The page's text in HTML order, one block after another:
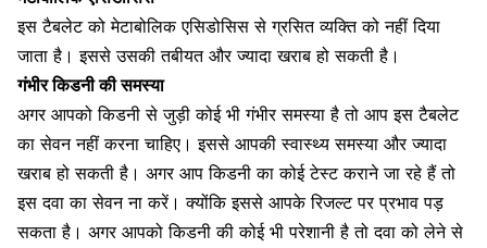
इस टैबलेट को मेटाबोलिक एसिडोसिस से ग्रसित व्यक्ति को नहीं दिया
जाता है। इससे उसकी तबीयत और ज्यादा खराब हो सकती है।
गंभीर किडनी की समस्या
अगर आपकोकिडनी से जुड़ी कोई भी गंभीर समस्या हैतो आप इस टैबलेट
का सेवन नहीं करना चाहिए। इससे आपकी स्वास्थ्य समस्या और ज्यादा
खराब हो सकती है। अगर आपकिडनी का कोई टेस्टकराने जा रहे हैं तो
इस दवा का सेवन ना करें। क्योंकि इससे आपके रिजल्ट पर प्रभाव पड़
सकता है। अगर आपको किडनी की कोई भी परेशानी है तो दवा को लेने से